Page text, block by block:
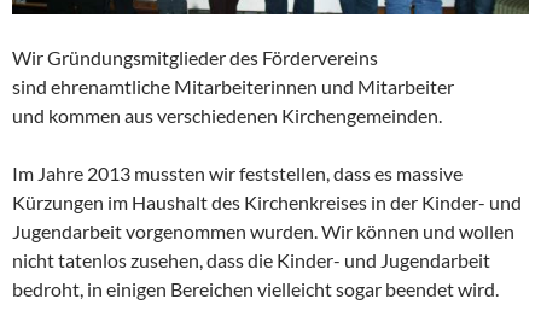
Wir Gründungsmitglieder des Fördervereins
sind ehrenamtliche Mitarbeiterinnen und Mitarbeiter
und kommen aus verschiedenen Kirchengemeinden.
Im Jahre 2013 mussten wir feststellen, dass es massive
Kürzungen im Haushalt des Kirchenkreises in der Kinder- und
Jugendarbeit vorgenommen wurden. Wir können und wollen
nicht tatenlos zusehen, dass die Kinder- und Jugendarbeit
bedroht, in einigen Bereichen vielleicht sogar beendet wird.